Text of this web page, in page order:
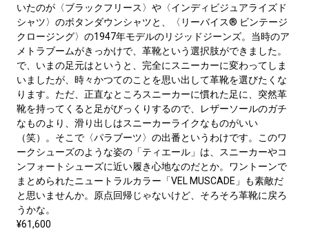
いたのが〈ブラックフリース〉や〈インディビジュアライズド
シャツ〉のボタンダウンシャツと、〈リーバイス® ビンテージ
クロージング〉の1947年モデルのリジッドジーンズ。当時のア
メトラブームがきっかけで、革靴という選択肢ができました。
で、いまの足元はというと、完全にスニーカーに変わってしま
いましたが、時々かつてのことを思い出して革靴を選びたくな
ります。ただ、正直なところスニーカーに慣れた足に、突然革
靴を持ってくると足がびっくりするので、レザーソールのガチ
なものより、滑り出しはスニーカーライクなものがいい
（笑）。そこで〈パラブーツ〉の出番というわけです。このワ
ークシューズのような姿の「ティエール」は、スニーカーやコ
ンフォートシューズに近い履き心地なのだとか。ワントーンで
まとめられたニュートラルカラー「VEL MUSCADE」も素敵だ
と思いませんか。原点回帰じゃないけど、そろそろ革靴に戻ろ
うかな。
¥61,600